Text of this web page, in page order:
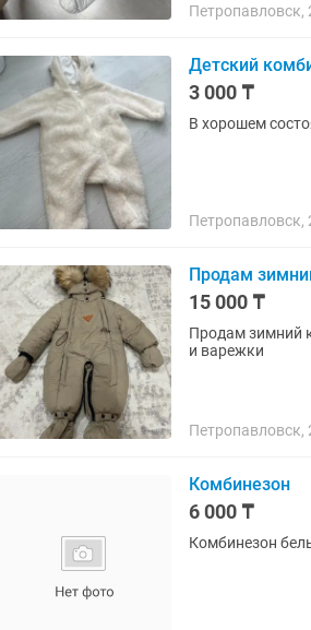
Петропавловск,
Детский
3 000 ₸
В хорошем
Петропавловск,
Продам
15 000 ₸
Продам зимний
и варежки
Петропавловск,
Комбинезон
6 000 ₸
Комбинезон